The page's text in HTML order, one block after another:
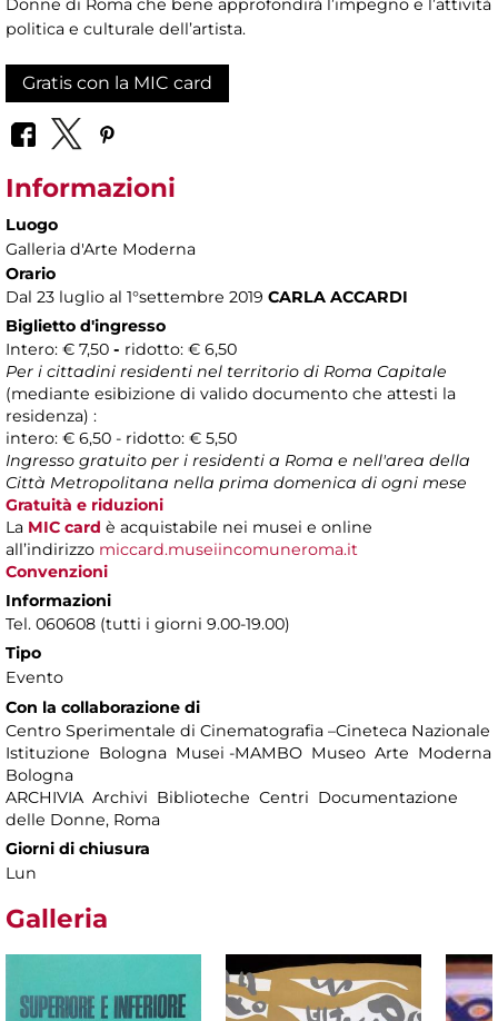
Donne di Roma che bene approfondirà l’impegno e l’attività
politica e culturale dell’artista.
Gratis con la MIC card
Informazioni
Luogo
Galleria d'Arte Moderna
Orario
Dal 23 luglio al 1°settembre 2019 CARLA ACCARDI
Biglietto d'ingresso
Intero: € 7,50 - ridotto: € 6,50
Per i cittadini residenti nel territorio di Roma Capitale
(mediante esibizione di valido documento che attesti la
residenza) :
intero: € 6,50 - ridotto: € 5,50
Ingresso gratuito per i residenti a Roma e nell'area della
Città Metropolitana nella prima domenica di ogni mese
Gratuità e riduzioni
La MIC card è acquistabile nei musei e online
all’indirizzo miccard.museiincomuneroma.it
Convenzioni
Informazioni
Tel. 060608 (tutti i giorni 9.00-19.00)
Tipo
Evento
Con la collaborazione di
Centro Sperimentale di Cinematografia –Cineteca Nazionale
Istituzione Bologna Musei -MAMBO Museo Arte Moderna
Bologna
ARCHIVIA Archivi Biblioteche Centri Documentazione
delle Donne, Roma
Giorni di chiusura
Lun
Galleria